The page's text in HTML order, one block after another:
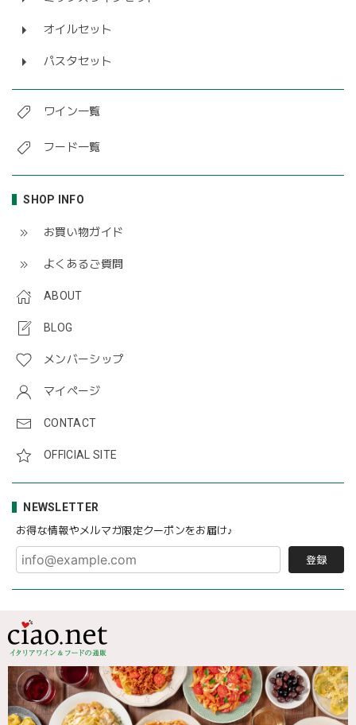
オイルセット
パスタセット
ワイン一覧
フード一覧
SHOP INFO
お買い物ガイド
よくあるご質問
ABOUT
BLOG
メンバーシップ
マイページ
CONTACT
OFFICIAL SITE
NEWSLETTER
お得な情報やメルマガ限定クーポンをお届け♪
登録